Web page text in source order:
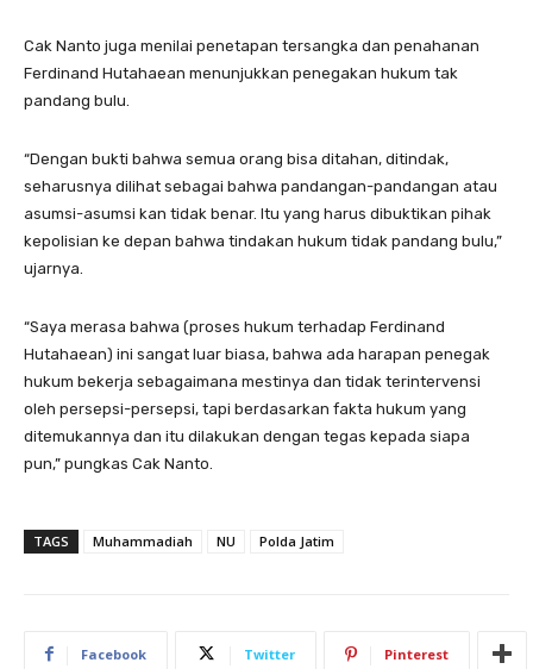
Cak Nanto juga menilai penetapan tersangka dan penahanan
Ferdinand Hutahaean menunjukkan penegakan hukum tak
pandang bulu.
“Dengan bukti bahwa semua orang bisa ditahan, ditindak,
seharusnya dilihat sebagai bahwa pandangan-pandangan atau
asumsi-asumsi kan tidak benar. Itu yang harus dibuktikan pihak
kepolisian ke depan bahwa tindakan hukum tidak pandang bulu,”
ujarnya.
“Saya merasa bahwa (proses hukum terhadap Ferdinand
Hutahaean) ini sangat luar biasa, bahwa ada harapan penegak
hukum bekerja sebagaimana mestinya dan tidak terintervensi
oleh persepsi-persepsi, tapi berdasarkan fakta hukum yang
ditemukannya dan itu dilakukan dengan tegas kepada siapa
pun,” pungkas Cak Nanto.
TAGS Muhammadiah NU Polda Jatim
Facebook Twitter Pinterest